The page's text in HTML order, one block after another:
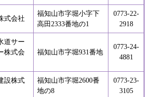
式会社
福知山市字堀小字下
高田2333番地の1
0773-22-
2918
道サー
株式会
福知山市字堀931番地
0773-24-
4881
設株式
福知山市字堀2600番
地の8
0773-23-
3105